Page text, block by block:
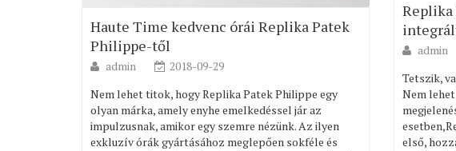
Replika
admin
Tetszik,
Nem
első,
Haute Time kedvenc órái Replika Patek
Philippe-től
admin
2018-09-29
Nem lehet titok, hogy Replika Patek Philippe egy
olyan márka, amely enyhe emelkedéssel jár az
impulzusnak, amikor egy szemre nézünk. Az ilyen
exkluzív órák gyártásához meglepően sokféle és